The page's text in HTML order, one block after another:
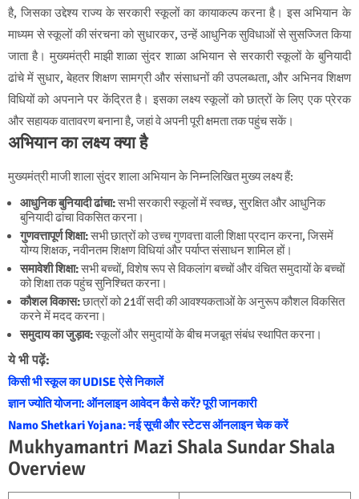
है, जिसका उद्देश्य राज्य के सरकारी स्कूलों का कायाकल्प करना है। इस अभियान के
माध्यम से स्कूलों की संरचना को सुधारकर, उन्हें आधुनिक सुविधाओं से सुसज्जित किया
जाता है। मुख्यमंत्री माझी शाळा सुंदर शाळा अभियान से सरकारी स्कूलों के बुनियादी
ढांचे में सुधार, बेहतर शिक्षण सामग्री और संसाधनों की उपलब्धता, और अभिनव शिक्षण
विधियों को अपनाने पर केंद्रित है। इसका लक्ष्य स्कूलों को छात्रों के लिए एक प्रेरक
और सहायक वातावरण बनाना है, जहां वे अपनी पूरी क्षमता तक पहुंच सकें।
अभियान का लक्ष्य क्या है
मुख्यमंत्री माजी शाला सुंदर शाला अभियान के निम्नलिखित मुख्य लक्ष्य हैं:
आधुनिक बुनियादी ढांचा:सभी सरकारी स्कूलों में स्वच्छ, सुरक्षित और आधुनिक
बुनियादी ढांचा विकसित करना।
गुणवत्तापूर्ण शिक्षा:सभी छात्रों को उच्च गुणवत्ता वाली शिक्षा प्रदान करना, जिसमें
योग्य शिक्षक, नवीनतम शिक्षण विधियां और पर्याप्त संसाधन शामिल हों।
समावेशी शिक्षा:सभी बच्चों, विशेष रूप से विकलांग बच्चों और वंचित समुदायों के बच्चों
को शिक्षा तक पहुंच सुनिश्चित करना।
कौशल विकास:छात्रों को 21वीं सदी की आवश्यकताओं के अनुरूप कौशल विकसित
करने में मदद करना।
समुदाय का जुड़ाव:स्कूलों और समुदायों के बीच मजबूत संबंध स्थापित करना।
ये भी पढ़ें:
किसी भी स्कूल का UDISE ऐसे निकालें
ज्ञान ज्योति योजना: ऑनलाइन आवेदन कैसे करें? पूरी जानकारी
Namo Shetkari Yojana: नई सूची और स्टेटस ऑनलाइन चेक करें
Mukhyamantri Mazi Shala Sundar Shala
Overview